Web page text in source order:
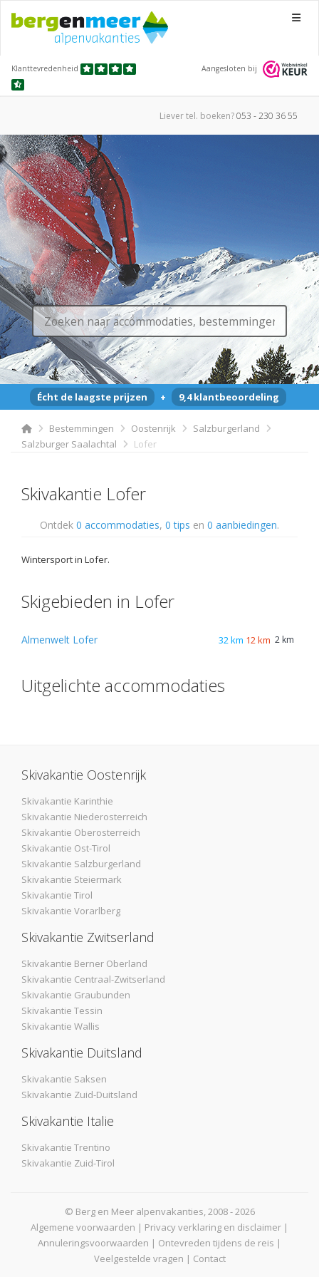
Menu
Klanttevredenheid Aangesloten bij
Liever tel. boeken?053 - 230 36 55
Écht de laagste prijzen + 9,4 klantbeoordeling
Bestemmingen Oostenrijk
Salzburgerland
Salzburger Saalachtal
Lofer
Skivakantie Lofer
Ontdek 0 accommodaties, 0 tips en 0 aanbiedingen.
Wintersport in Lofer.
Skigebieden in Lofer
Almenwelt Lofer 32 km 12 km 2 km
Uitgelichte accommodaties
Skivakantie Oostenrijk
Skivakantie Karinthie
Skivakantie Niederosterreich
Skivakantie Oberosterreich
Skivakantie Ost-Tirol
Skivakantie Salzburgerland
Skivakantie Steiermark
Skivakantie Tirol
Skivakantie Vorarlberg
Skivakantie Zwitserland
Skivakantie Berner Oberland
Skivakantie Centraal-Zwitserland
Skivakantie Graubunden
Skivakantie Tessin
Skivakantie Wallis
Skivakantie Duitsland
Skivakantie Saksen
Skivakantie Zuid-Duitsland
Skivakantie Italie
Skivakantie Trentino
Skivakantie Zuid-Tirol
© Berg en Meer alpenvakanties, 2008 - 2026
Algemene voorwaarden | Privacy verklaring en disclaimer |
Annuleringsvoorwaarden | Ontevreden tijdens de reis |
Veelgestelde vragen | Contact